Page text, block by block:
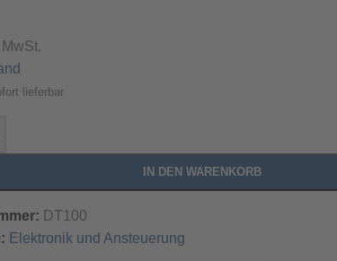
lieferbar
IN DEN WARENKORB
DT100
Elektronik und Ansteuerung